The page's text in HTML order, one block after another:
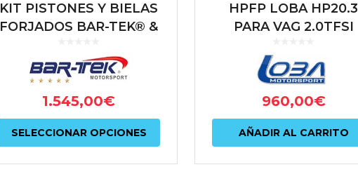
KIT PISTONES Y BIELAS
FORJADOS BAR-TEK® &
2.0L TSI EA888
1.545,00€
SELECCIONAR OPCIONES
Este
producto
tiene
HPFP LOBA HP20.3
PARA VAG 2.0TFSI
960,00€
AÑADIR AL CARRITO